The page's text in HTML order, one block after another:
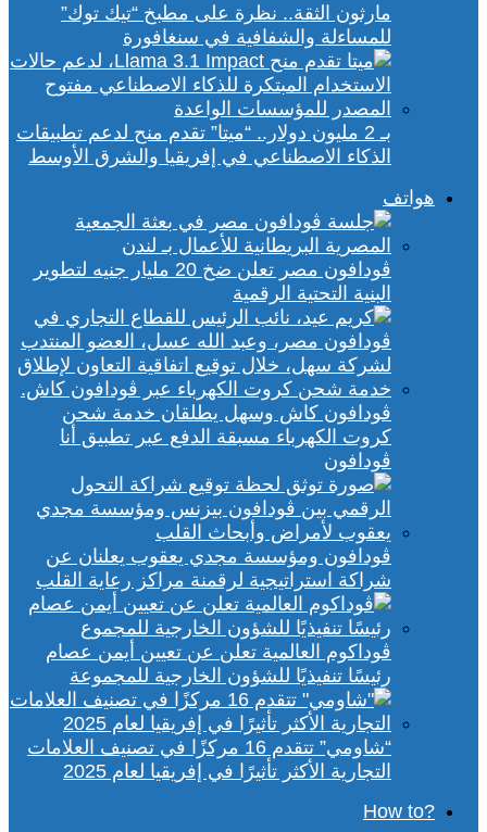
مارثون الثقة.. نظرة على مطبخ “تيك توك”
للمساءلة والشفافية في سنغافورة
بـ 2 مليون دولار.. “ميتا” تقدم منح لدعم تطبيقات
الذكاء الاصطناعي في إفريقيا والشرق الأوسط
هواتف
ڤودافون مصر تعلن ضخ 20 مليار جنيه لتطوير
البنية التحتية الرقمية
ڤودافون كاش وسهل يطلقان خدمة شحن
كروت الكهرباء مسبقة الدفع عبر تطبيق أنا
ڤودافون
ڤودافون ومؤسسة مجدي يعقوب يعلنان عن
شراكة استراتيجية لرقمنة مراكز رعاية القلب
ڤوداكوم العالمية تعلن عن تعيين أيمن عصام
رئيسًا تنفيذيًا للشؤون الخارجية للمجموعة
“شاومي” تتقدم 16 مركزًا في تصنيف العلامات
التجارية الأكثر تأثيرًا في إفريقيا لعام 2025
?How to